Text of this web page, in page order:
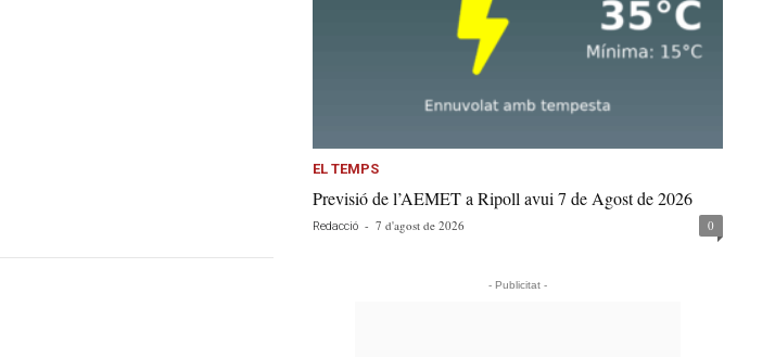
EL TEMPS
Previsió de l’AEMET a Ripoll avui 7 de Agost de 2026
Redacció - 7 d'agost de 2026 0
- Publicitat -